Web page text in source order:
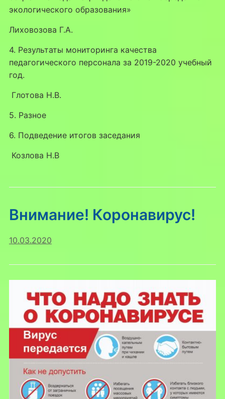
экологического образования»
Лиховозова Г.А.
4. Результаты мониторинга качества
педагогического персонала за 2019-2020 учебный
год.
Глотова Н.В.
5. Разное
6. Подведение итогов заседания
Козлова Н.В
Внимание! Коронавирус!
10.03.2020